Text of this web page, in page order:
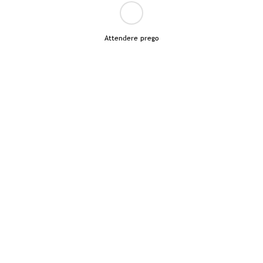
Attendere prego